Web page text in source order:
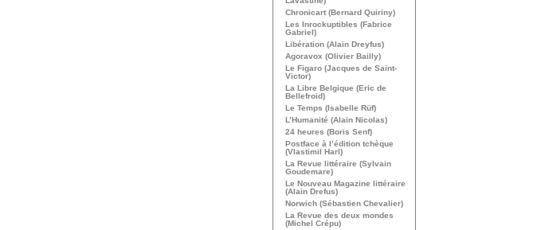
Chronicart (Bernard Quiriny)
Les Inrockuptibles (Fabrice
Gabriel)
Libération (Alain Dreyfus)
Agoravox (Olivier Bailly)
Le Figaro (Jacques de Saint-
Victor)
La Libre Belgique (Eric de
Bellefroid)
Le Temps (Isabelle Rüf)
L’Humanité (Alain Nicolas)
24 heures (Boris Senf)
Postface à l’édition tchèque
(Vlastimil Harl)
La Revue littéraire (Sylvain
Goudemare)
Le Nouveau Magazine littéraire
(Alain Drefus)
Norwich (Sébastien Chevalier)
La Revue des deux mondes
(Michel Crépu)